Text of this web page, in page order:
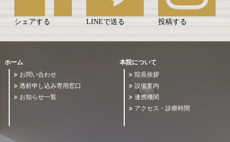
シェアする LINEで送る 投稿する
ホーム
お問い合わせ
透析申し込み専用窓口
お知らせ一覧
本院について
院長挨拶
設備案内
連携機関
アクセス・診療時間